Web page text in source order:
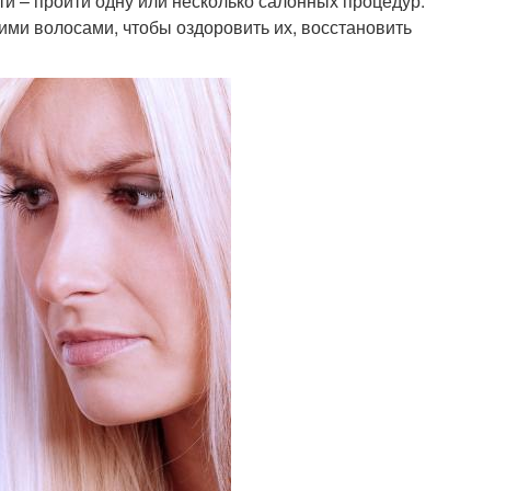
волосами, чтобы оздоровить их, восстановить